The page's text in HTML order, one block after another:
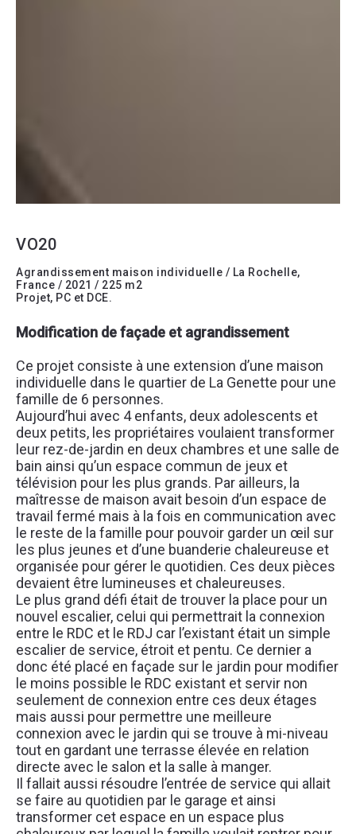
VO20
Agrandissement maison individuelle / La Rochelle,
France / 2021 / 225 m2
Projet, PC et DCE.
Modification de façade et agrandissement
Ce projet consiste à une extension d’une maison
individuelle dans le quartier de La Genette pour une
famille de 6 personnes.
Aujourd’hui avec 4 enfants, deux adolescents et
deux petits, les propriétaires voulaient transformer
leur rez-de-jardin en deux chambres et une salle de
bain ainsi qu’un espace commun de jeux et
télévision pour les plus grands. Par ailleurs, la
maîtresse de maison avait besoin d’un espace de
travail fermé mais à la fois en communication avec
le reste de la famille pour pouvoir garder un œil sur
les plus jeunes et d’une buanderie chaleureuse et
organisée pour gérer le quotidien. Ces deux pièces
devaient être lumineuses et chaleureuses.
Le plus grand défi était de trouver la place pour un
nouvel escalier, celui qui permettrait la connexion
entre le RDC et le RDJ car l’existant était un simple
escalier de service, étroit et pentu. Ce dernier a
donc été placé en façade sur le jardin pour modifier
le moins possible le RDC existant et servir non
seulement de connexion entre ces deux étages
mais aussi pour permettre une meilleure
connexion avec le jardin qui se trouve à mi-niveau
tout en gardant une terrasse élevée en relation
directe avec le salon et la salle à manger.
Il fallait aussi résoudre l’entrée de service qui allait
se faire au quotidien par le garage et ainsi
transformer cet espace en un espace plus